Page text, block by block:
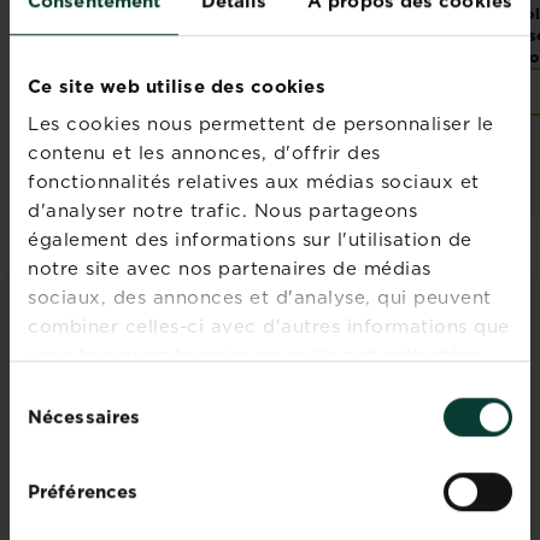
Ce site web utilise des cookies
Les cookies nous permettent de personnaliser le
contenu et les annonces, d'offrir des
fonctionnalités relatives aux médias sociaux et
d'analyser notre trafic. Nous partageons
également des informations sur l'utilisation de
notre site avec nos partenaires de médias
sociaux, des annonces et d'analyse, qui peuvent
combiner celles-ci avec d'autres informations que
vous leur avez fournies ou qu'ils ont collectées
duNécessaires
Préférences
Purin d’orties
Points de vente
Savon Noir
Points de vente
CONSEILS ET INSPIRATIONS